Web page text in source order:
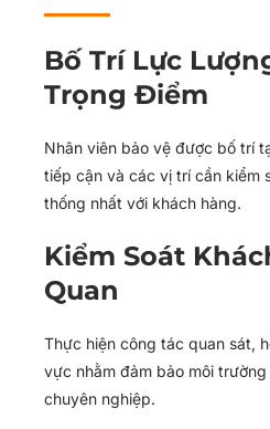
Bố Trí Lực
Trọng Điểm
Nhân viên bảo vệ được bố trí
tiếp cận và các vị trí cần kiểm
thống nhất với khách hàng.
Kiểm Soát
Quan
Thực hiện công tác quan sát,
vực nhằm đảm bảo môi
chuyên nghiệp.